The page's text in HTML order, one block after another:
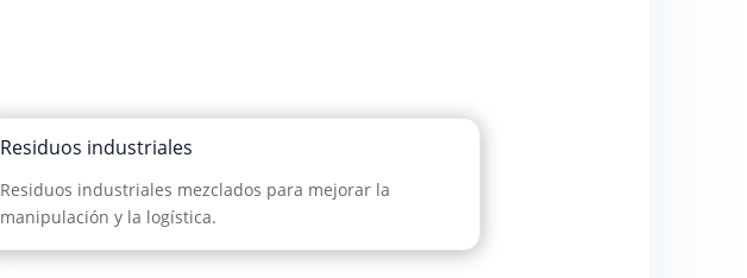
Residuos industriales
Residuos industriales mezclados para mejorar la
manipulación y la logística.